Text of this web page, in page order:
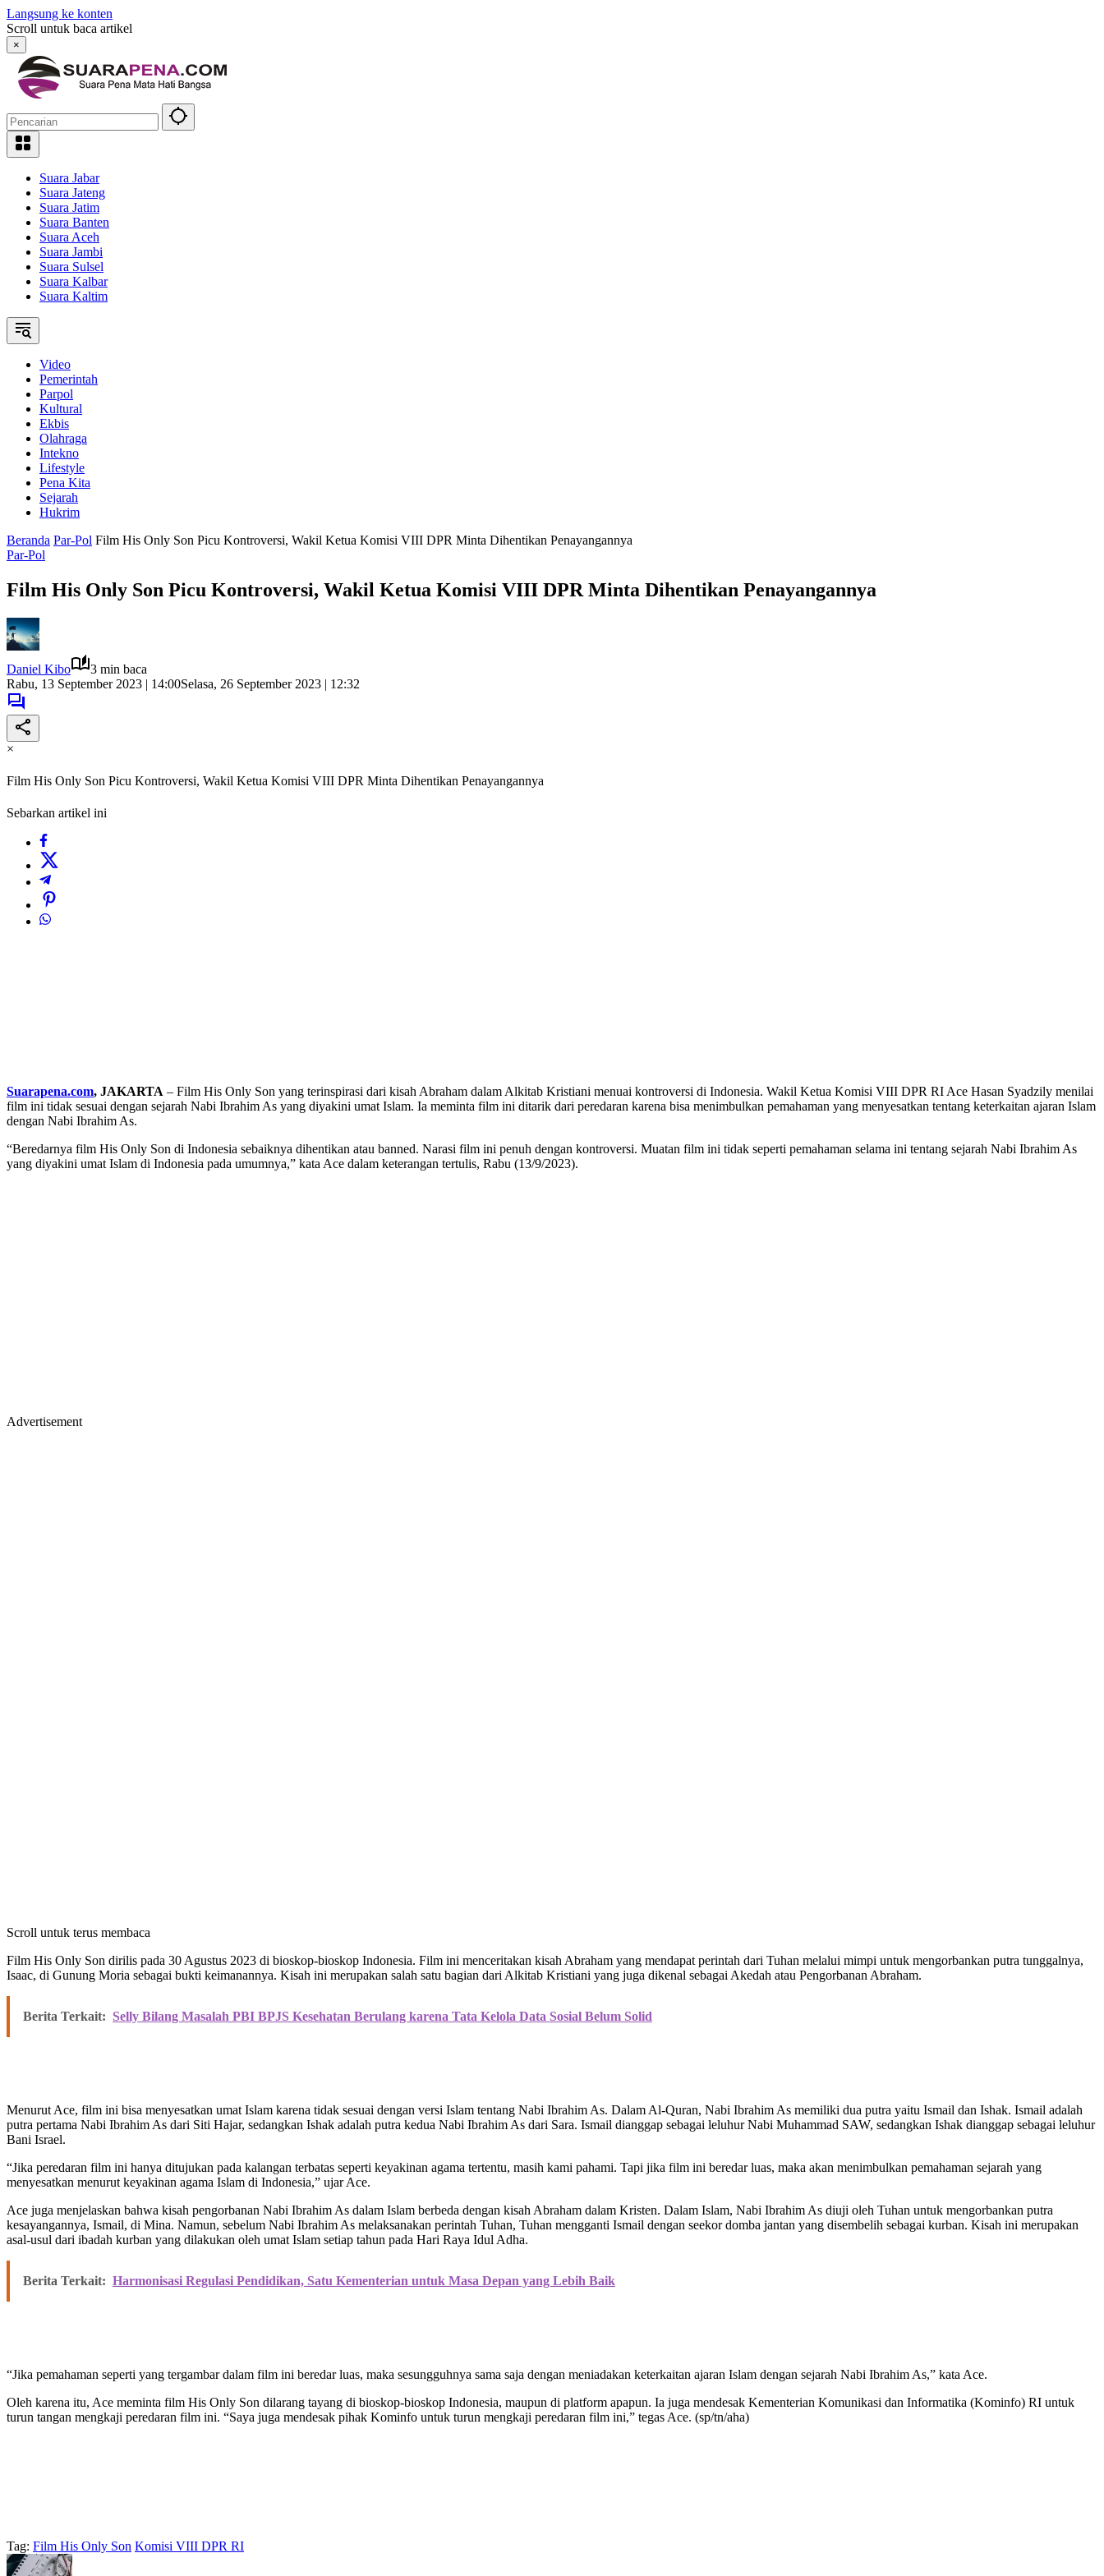
Langsung ke konten
Scroll untuk baca artikel
×
Suara Jabar
Suara Jateng
Suara Jatim
Suara Banten
Suara Aceh
Suara Jambi
Suara Sulsel
Suara Kalbar
Suara Kaltim
Video
Pemerintah
Parpol
Kultural
Ekbis
Olahraga
Intekno
Lifestyle
Pena Kita
Sejarah
Hukrim
Beranda Par-Pol Film His Only Son Picu Kontroversi, Wakil Ketua Komisi VIII DPR Minta Dihentikan Penayangannya
Par-Pol
Film His Only Son Picu Kontroversi, Wakil Ketua Komisi VIII DPR Minta Dihentikan Penayangannya
Daniel Kibo
3 min baca
Rabu, 13 September 2023 | 14:00Selasa, 26 September 2023 | 12:32
×
Film His Only Son Picu Kontroversi, Wakil Ketua Komisi VIII DPR Minta Dihentikan Penayangannya
Sebarkan artikel ini
Suarapena.com, JAKARTA – Film His Only Son yang terinspirasi dari kisah Abraham dalam Alkitab Kristiani menuai kontroversi di Indonesia. Wakil Ketua Komisi VIII DPR RI Ace Hasan Syadzily menilai
film ini tidak sesuai dengan sejarah Nabi Ibrahim As yang diyakini umat Islam. Ia meminta film ini ditarik dari peredaran karena bisa menimbulkan pemahaman yang menyesatkan tentang keterkaitan ajaran Islam
dengan Nabi Ibrahim As.
“Beredarnya film His Only Son di Indonesia sebaiknya dihentikan atau banned. Narasi film ini penuh dengan kontroversi. Muatan film ini tidak seperti pemahaman selama ini tentang sejarah Nabi Ibrahim As
yang diyakini umat Islam di Indonesia pada umumnya,” kata Ace dalam keterangan tertulis, Rabu (13/9/2023).
Advertisement
Scroll untuk terus membaca
Film His Only Son dirilis pada 30 Agustus 2023 di bioskop-bioskop Indonesia. Film ini menceritakan kisah Abraham yang mendapat perintah dari Tuhan melalui mimpi untuk mengorbankan putra tunggalnya,
Isaac, di Gunung Moria sebagai bukti keimanannya. Kisah ini merupakan salah satu bagian dari Alkitab Kristiani yang juga dikenal sebagai Akedah atau Pengorbanan Abraham.
Berita Terkait: Selly Bilang Masalah PBI BPJS Kesehatan Berulang karena Tata Kelola Data Sosial Belum Solid
Menurut Ace, film ini bisa menyesatkan umat Islam karena tidak sesuai dengan versi Islam tentang Nabi Ibrahim As. Dalam Al-Quran, Nabi Ibrahim As memiliki dua putra yaitu Ismail dan Ishak. Ismail adalah
putra pertama Nabi Ibrahim As dari Siti Hajar, sedangkan Ishak adalah putra kedua Nabi Ibrahim As dari Sara. Ismail dianggap sebagai leluhur Nabi Muhammad SAW, sedangkan Ishak dianggap sebagai leluhur
Bani Israel.
“Jika peredaran film ini hanya ditujukan pada kalangan terbatas seperti keyakinan agama tertentu, masih kami pahami. Tapi jika film ini beredar luas, maka akan menimbulkan pemahaman sejarah yang
menyesatkan menurut keyakinan agama Islam di Indonesia,” ujar Ace.
Ace juga menjelaskan bahwa kisah pengorbanan Nabi Ibrahim As dalam Islam berbeda dengan kisah Abraham dalam Kristen. Dalam Islam, Nabi Ibrahim As diuji oleh Tuhan untuk mengorbankan putra
kesayangannya, Ismail, di Mina. Namun, sebelum Nabi Ibrahim As melaksanakan perintah Tuhan, Tuhan mengganti Ismail dengan seekor domba jantan yang disembelih sebagai kurban. Kisah ini merupakan
asal-usul dari ibadah kurban yang dilakukan oleh umat Islam setiap tahun pada Hari Raya Idul Adha.
Berita Terkait: Harmonisasi Regulasi Pendidikan, Satu Kementerian untuk Masa Depan yang Lebih Baik
“Jika pemahaman seperti yang tergambar dalam film ini beredar luas, maka sesungguhnya sama saja dengan meniadakan keterkaitan ajaran Islam dengan sejarah Nabi Ibrahim As,” kata Ace.
Oleh karena itu, Ace meminta film His Only Son dilarang tayang di bioskop-bioskop Indonesia, maupun di platform apapun. Ia juga mendesak Kementerian Komunikasi dan Informatika (Kominfo) RI untuk
turun tangan mengkaji peredaran film ini. “Saya juga mendesak pihak Kominfo untuk turun mengkaji peredaran film ini,” tegas Ace. (sp/tn/aha)
Tag: Film His Only Son Komisi VIII DPR RI